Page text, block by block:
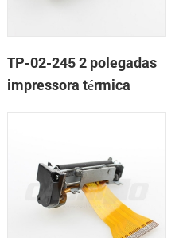
TP-02-245 2 polegadas
impressora térmica